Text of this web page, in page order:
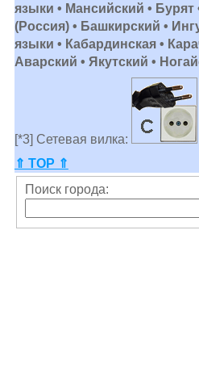
языки • Мансийский • Бурят
(Россия) • Башкирский •
языки • Кабардинская •
Аварский • Якутский •
[*3] Сетевая вилка:
⇑ TOP ⇑
Поиск города: